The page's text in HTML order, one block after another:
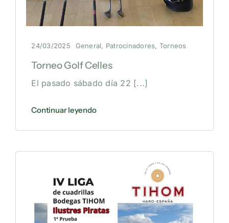
24/03/2025 General, Patrocinadores, Torneos
Torneo Golf Celles
El pasado sábado día 22 [...]
Continuar leyendo